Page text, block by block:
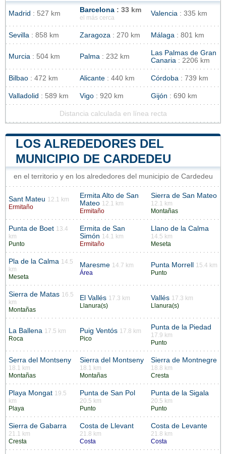
Madrid : 527 km Barcelona : 33 km
el más cerca
Valencia : 335 km
Sevilla : 858 km Zaragoza : 270 km Málaga : 801 km
Murcia : 504 km Palma : 232 km
Las Palmas de Gran
Canaria : 2206 km
Bilbao : 472 km Alicante : 440 km Córdoba : 739 km
Valladolid : 589 km Vigo : 920 km Gijón : 690 km
Distancia calculada en línea recta
LOS ALREDEDORES DEL
MUNICIPIO DE CARDEDEU
en el territorio y en los alrededores del municipio de Cardedeu
Sant Mateu 12.1 km
Ermitaño
Ermita Alto de San
Mateo 12.1 km
Ermitaño
Sierra de San Mateo
12.1 km
Montañas
Punta de Boet 13.4
km
Punto
Ermita de San
Simón 14.1 km
Ermitaño
Llano de la Calma
14.5 km
Meseta
Pla de la Calma 14.5
km
Meseta
Maresme 14.7 km
Área
Punta Morrell
15.4 km
Punto
Sierra de Matas 16.5
km
Montañas
El Vallés 17.3 km
Llanura(s)
Vallés 17.3 km
Llanura(s)
La Ballena 17.5 km
Roca
Puig Ventós 17.8 km
Pico
Punta de la Piedad
17.9 km
Punto
Serra del Montseny
18.1 km
Montañas
Sierra del Montseny
18.1 km
Montañas
Sierra de Montnegre
18.8 km
Cresta
Playa Mongat 19.5
km
Playa
Punta de San Pol
20.5 km
Punto
Punta de la Sigala
20.5 km
Punto
Sierra de Gabarra
21.1 km
Cresta
Costa de Llevant
21.8 km
Costa
Costa de Levante
21.8 km
Costa